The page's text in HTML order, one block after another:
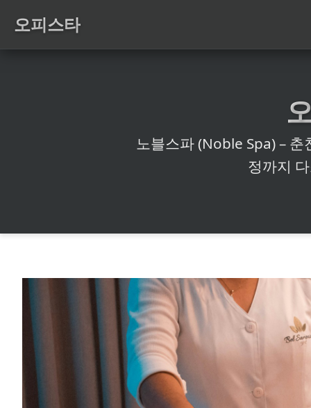
오피스타
노블스파 (Noble Spa) –
정까지